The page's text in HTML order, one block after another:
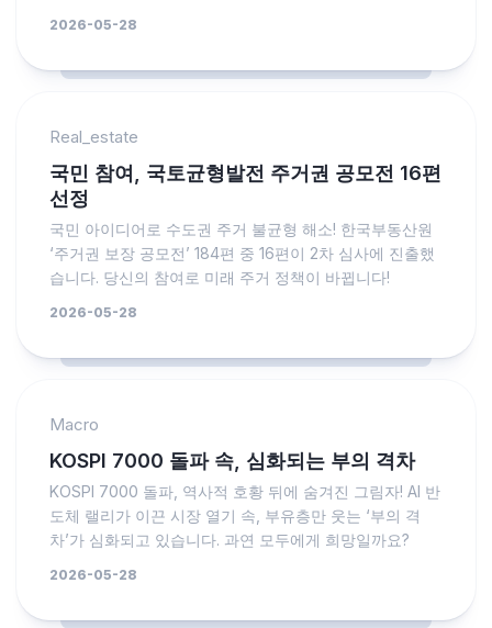
2026-05-28
Real_estate
국민 참여, 국토균형발전 주거권 공모전 16편
선정
국민 아이디어로 수도권 주거 불균형 해소! 한국부동산원
‘주거권 보장 공모전’ 184편 중 16편이 2차 심사에 진출했
습니다. 당신의 참여로 미래 주거 정책이 바뀝니다!
2026-05-28
Macro
KOSPI 7000 돌파 속, 심화되는 부의 격차
KOSPI 7000 돌파, 역사적 호황 뒤에 숨겨진 그림자! AI 반
도체 랠리가 이끈 시장 열기 속, 부유층만 웃는 ‘부의 격
차’가 심화되고 있습니다. 과연 모두에게 희망일까요?
2026-05-28